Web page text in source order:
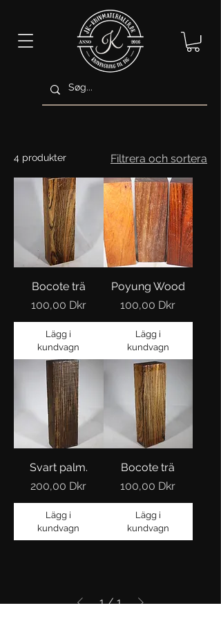
4 produkter Filtrera och sortera
Bocote trä
Pris
100,00 Dkr
Lägg i
kundvagn
Poyung Wood
Pris
100,00 Dkr
Lägg i
kundvagn
Svart palm.
Pris
200,00 Dkr
Lägg i
kundvagn
Bocote trä
Pris
100,00 Dkr
Lägg i
kundvagn
1 / 1